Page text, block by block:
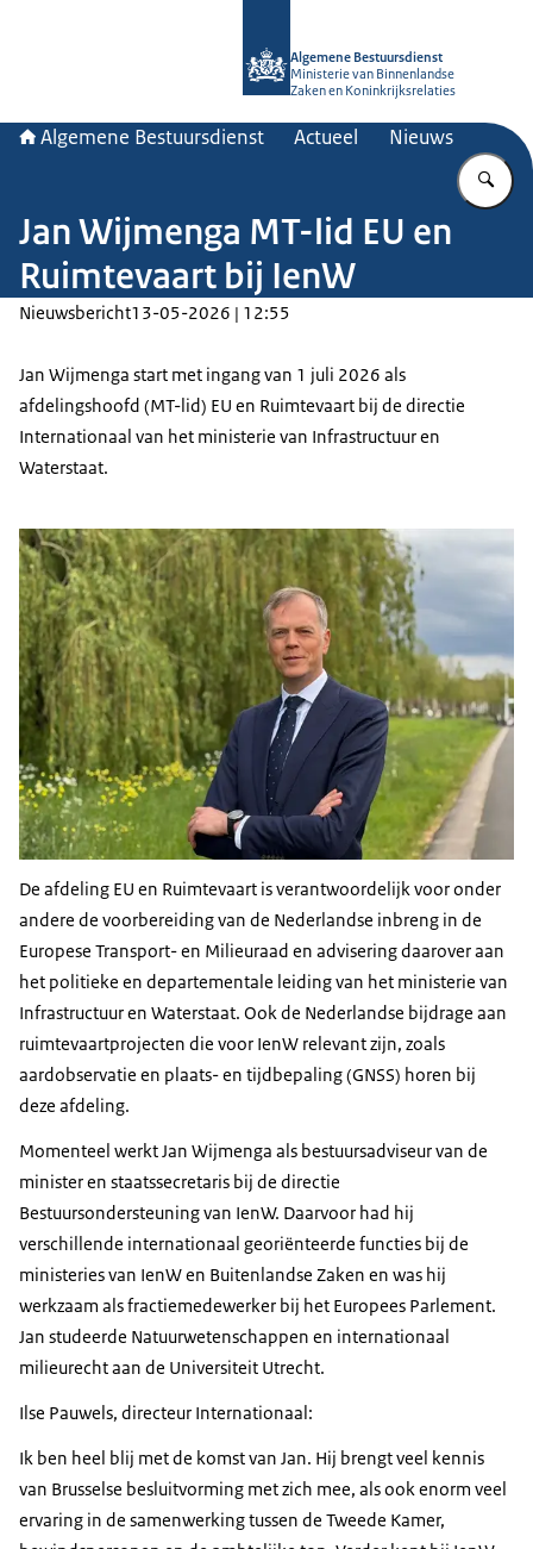
Algemene Bestuursdienst
Ministerie van Binnenlandse
Zaken en Koninkrijksrelaties
Algemene Bestuursdienst Actueel Nieuws
Jan Wijmenga MT-lid EU en
Ruimtevaart bij IenW
Nieuwsbericht13-05-2026 | 12:55
Jan Wijmenga start met ingang van 1 juli 2026 als
afdelingshoofd (MT-lid) EU en Ruimtevaart bij de directie
Internationaal van het ministerie van Infrastructuur en
Waterstaat.
De afdeling EU en Ruimtevaart is verantwoordelijk voor onder
andere de voorbereiding van de Nederlandse inbreng in de
Europese Transport- en Milieuraad en advisering daarover aan
het politieke en departementale leiding van het ministerie van
Infrastructuur en Waterstaat. Ook de Nederlandse bijdrage aan
ruimtevaartprojecten die voor IenW relevant zijn, zoals
aardobservatie en plaats- en tijdbepaling (GNSS) horen bij
deze afdeling.
Momenteel werkt Jan Wijmenga als bestuursadviseur van de
minister en staatssecretaris bij de directie
Bestuursondersteuning van IenW. Daarvoor had hij
verschillende internationaal georiënteerde functies bij de
ministeries van IenW en Buitenlandse Zaken en was hij
werkzaam als fractiemedewerker bij het Europees Parlement.
Jan studeerde Natuurwetenschappen en internationaal
milieurecht aan de Universiteit Utrecht.
Ilse Pauwels, directeur Internationaal:
Ik ben heel blij met de komst van Jan. Hij brengt veel kennis
van Brusselse besluitvorming met zich mee, als ook enorm veel
ervaring in de samenwerking tussen de Tweede Kamer,